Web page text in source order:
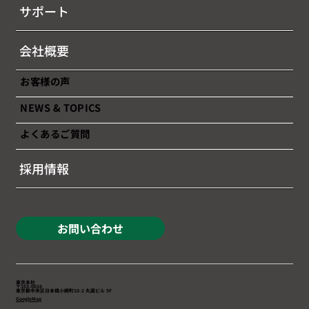
サポート
会社概要
お客様の声
NEWS & TOPICS
よくあるご質問
採用情報
お問い合わせ
東京本社
〒103-0016
東京都中央区日本橋小網町10-2 丸国ビル 5F
GoogleMap